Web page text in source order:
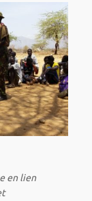
en lien